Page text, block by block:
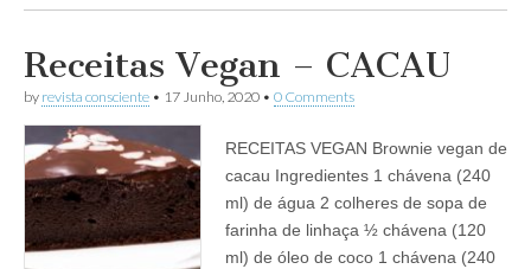
Receitas Vegan – CACAU
by revista consciente • 17 Junho, 2020 • 0 Comments
RECEITAS VEGAN Brownie vegan de
cacau Ingredientes 1 chávena (240
ml) de água 2 colheres de sopa de
farinha de linhaça ½ chávena (120
ml) de óleo de coco 1 chávena (240